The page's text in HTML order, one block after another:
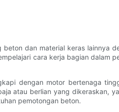
dan material keras lainnya
cara kerja bagian dalam
dengan motor bertenaga
atau berlian yang dikeraskan,
pemotongan beton.